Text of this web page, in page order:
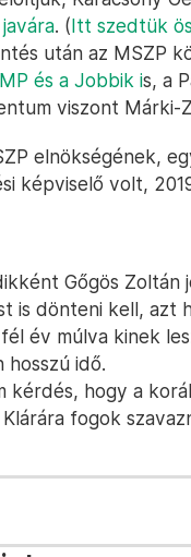
. (Itt szedtük
után az MSZP
és a Jobbik is, a
viszont
elnökségének,
képviselő volt,
Gőgös
is dönteni kell, azt
év múlva kinek
hosszú idő.
kérdés, hogy a
fogok